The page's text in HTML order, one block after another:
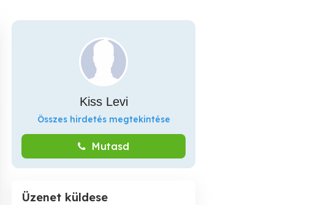
Kiss Levi
Összes hirdetés megtekintése
Mutasd
Üzenet küldese